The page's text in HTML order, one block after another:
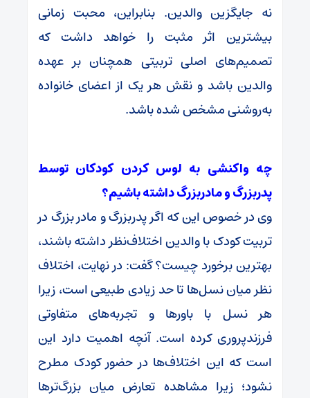
نه جایگزین والدین. بنابراین، محبت زمانی
بیشترین اثر مثبت را خواهد داشت که
تصمیم‌های اصلی تربیتی همچنان بر عهده
والدین باشد و نقش هر یک از اعضای خانواده
به‌روشنی مشخص شده باشد.
چه واکنشی به لوس کردن کودکان توسط
پدربزرگ‌ و مادربزرگ داشته باشیم؟
وی در خصوص این که اگر پدربزرگ و مادر بزرگ در
تربیت کودک با والدین اختلاف‌نظر داشته باشند،
بهترین برخورد چیست؟ گفت: در نهایت، اختلاف
نظر میان نسل‌ها تا حد زیادی طبیعی است، زیرا
هر نسل با باورها و تجربه‌های متفاوتی
فرزندپروری کرده است. آنچه اهمیت دارد این
است که این اختلاف‌ها در حضور کودک مطرح
نشود؛ زیرا مشاهده تعارض میان بزرگ‌ترها